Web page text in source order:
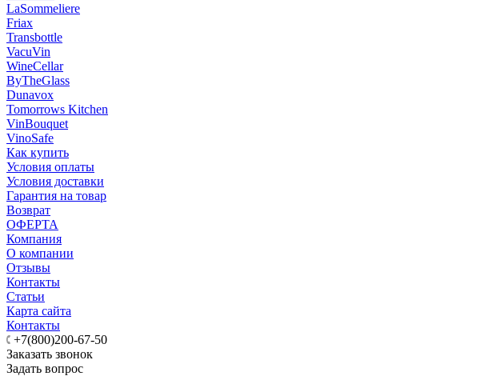
LaSommeliere
Friax
Transbottle
VacuVin
WineCellar
ByTheGlass
Dunavox
Tomorrows Kitchen
VinBouquet
VinoSafe
Как купить
Условия оплаты
Условия доставки
Гарантия на товар
Возврат
ОФЕРТА
Компания
О компании
Отзывы
Контакты
Статьи
Карта сайта
Контакты
+7(800)200-67-50
Заказать звонок
Задать вопрос